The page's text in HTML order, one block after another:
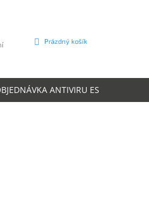
NÁKUPNÍ
Prázdný košík
ANTIVIRU ESET